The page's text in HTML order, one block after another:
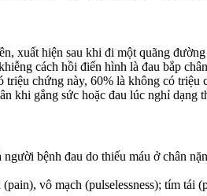
xuất hiện sau khi đi một quãng
cách hồi điển hình là đau bắp
triệu chứng này, 60% là không có triệu
khi gắng sức hoặc đau lúc nghỉ dạng
bệnh đau do thiếu máu ở chân
vô mạch (pulselessness); tím tái